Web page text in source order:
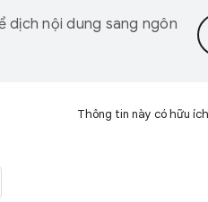
dịch nội dung sang ngôn
Thông tin này có hữu